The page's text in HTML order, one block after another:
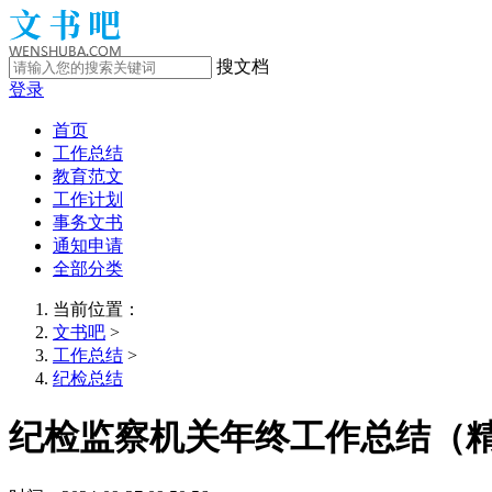
搜文档
登录
首页
工作总结
教育范文
工作计划
事务文书
通知申请
全部分类
当前位置：
文书吧 >
工作总结 >
纪检总结
纪检监察机关年终工作总结（